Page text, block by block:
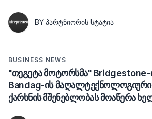
BY ᲞᲐᲠᲢᲜᲘᲝᲠᲘᲡ ᲡᲢᲐᲢᲘᲐ
BUSINESS NEWS
"თეგეტა მოტორსმა" Bridgestone-
Bandag-ის მაღალტექნოლოგიური
ქარხნის მშენებლობას მოაწერა